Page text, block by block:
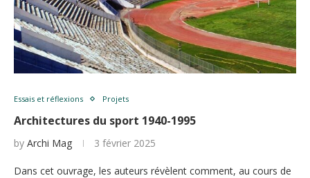
Essais et réflexions Projets
Architectures du sport 1940-1995
by Archi Mag 3 février 2025
Dans cet ouvrage, les auteurs révèlent comment, au cours de